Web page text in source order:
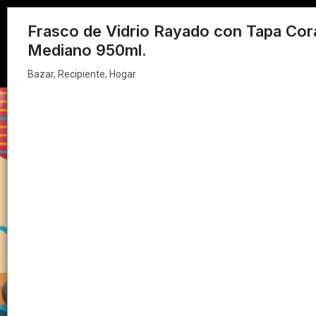
Bazar, Recipiente, Hogar
Frasco de Vidrio Rayado con Tapa
Mediano 950ml.
Bazar, Recipiente, Hogar